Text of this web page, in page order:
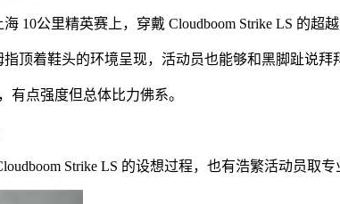
公里精英赛上，穿戴 Cloudboom Strike LS 的超越
着鞋头的环境呈现，活动员也能够和黑脚趾说拜
点强度但总体比力佛系。
Strike LS 的设想过程，也有浩繁活动员取专